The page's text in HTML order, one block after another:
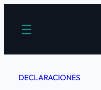
DECLARACIONES